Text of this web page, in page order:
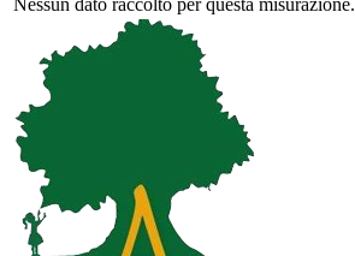
Nessun dato raccolto per questa misurazione.